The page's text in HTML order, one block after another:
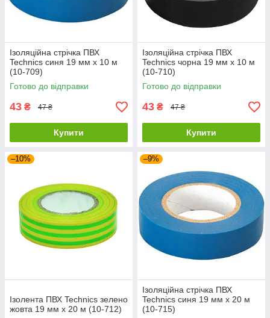
Ізоляційна стрічка ПВХ
Technics синя 19 мм х 10 м
(10-709)
Готово до відправки
43 ₴ 47 ₴
Купити
Ізоляційна стрічка ПВХ
Technics чорна 19 мм х 10 м
(10-710)
Готово до відправки
43 ₴ 47 ₴
Купити
–10%
Ізолента ПВХ Technics зелено
жовта 19 мм х 20 м (10-712)
–9%
Ізоляційна стрічка ПВХ
Technics синя 19 мм х 20 м
(10-715)